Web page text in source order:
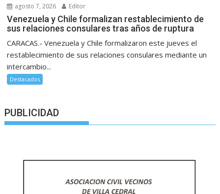
agosto 7, 2026 Editor
Venezuela y Chile formalizan restablecimiento de
sus relaciones consulares tras años de ruptura
CARACAS.- Venezuela y Chile formalizaron este jueves el
restablecimiento de sus relaciones consulares mediante un
intercambio...
Destacados
PUBLICIDAD